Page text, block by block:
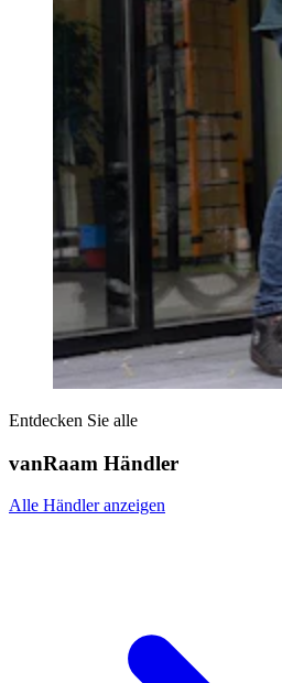
Entdecken Sie alle
vanRaam Händler
Alle Händler anzeigen